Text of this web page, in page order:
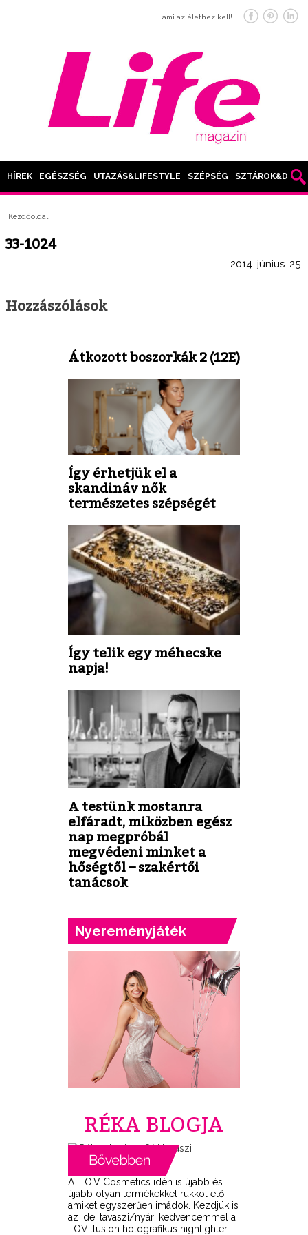
… ami az élethez kell!
HÍREK EGÉSZSÉG UTAZÁS&LIFESTYLE SZÉPSÉG SZTÁROK&DIVAT
Kezdőoldal
33-1024
2014. június. 25.
Hozzászólások
Átkozott boszorkák 2 (12E)
Így érhetjük el a
skandináv nők
természetes szépségét
Így telik egy méhecske
napja!
A testünk mostanra
elfáradt, miközben egész
nap megpróbál
megvédeni minket a
hőségtől – szakértői
tanácsok
Nyereményjáték
RÉKA BLOGJA
A L.O.V Cosmetics idén is újabb és
újabb olyan termékekkel rukkol elő
amiket egyszerűen imádok. Kezdjük is
az idei tavaszi/nyári kedvencemmel a
LOVillusion holografikus highlighter...